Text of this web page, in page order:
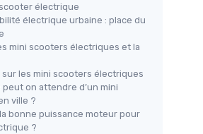
électrique
électrique urbaine : place du
mini scooters électriques et la
les mini scooters électriques
on attendre d’un mini
ville ?
bonne puissance moteur pour
?